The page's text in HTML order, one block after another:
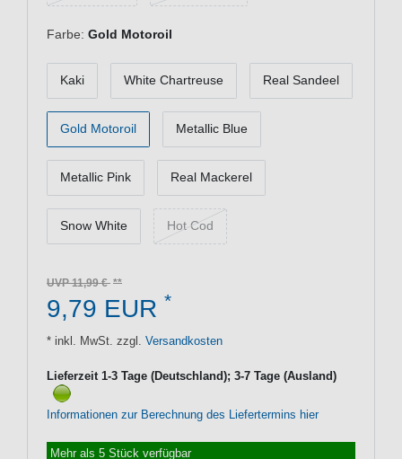
Farbe: Gold Motoroil
Kaki White Chartreuse Real Sandeel
Gold Motoroil Metallic Blue
Metallic Pink Real Mackerel
Snow White Hot Cod
UVP 11,99 €
9,79 EUR *
* inkl. MwSt. zzgl. Versandkosten
Lieferzeit 1-3 Tage (Deutschland); 3-7 Tage (Ausland)
Informationen zur Berechnung des Liefertermins hier
Mehr als 5 Stück verfügbar